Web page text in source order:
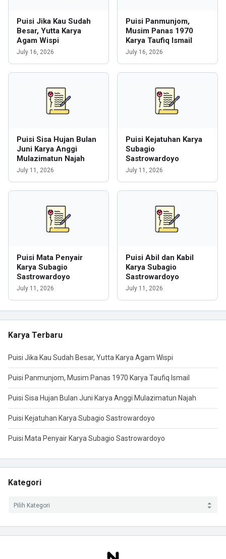
Puisi Jika Kau Sudah
Besar, Yutta Karya
Agam Wispi
July 16, 2026
Puisi Panmunjom,
Musim Panas 1970
Karya Taufiq Ismail
July 16, 2026
Puisi Sisa Hujan Bulan
Juni Karya Anggi
Mulazimatun Najah
July 11, 2026
Puisi Kejatuhan Karya
Subagio
Sastrowardoyo
July 11, 2026
Puisi Mata Penyair
Karya Subagio
Sastrowardoyo
July 11, 2026
Puisi Abil dan Kabil
Karya Subagio
Sastrowardoyo
July 11, 2026
Karya Terbaru
Puisi Jika Kau Sudah Besar, Yutta Karya Agam Wispi
Puisi Panmunjom, Musim Panas 1970 Karya Taufiq Ismail
Puisi Sisa Hujan Bulan Juni Karya Anggi Mulazimatun Najah
Puisi Kejatuhan Karya Subagio Sastrowardoyo
Puisi Mata Penyair Karya Subagio Sastrowardoyo
Kategori